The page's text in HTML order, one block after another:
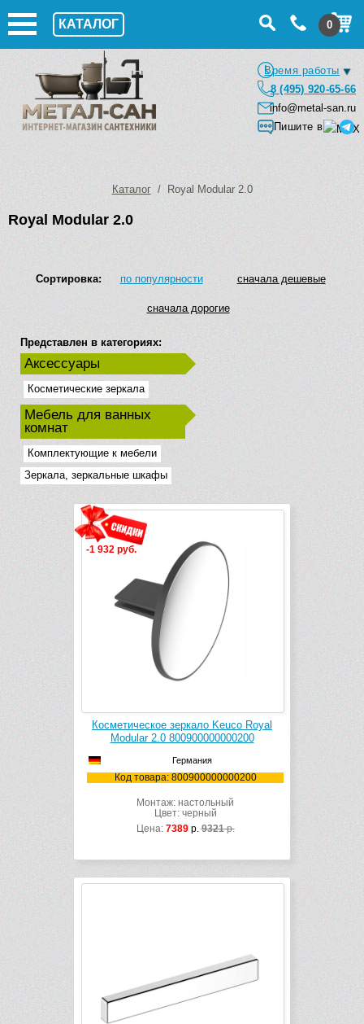
КАТАЛОГ 0
Время работы
8 (495) 920-65-66
info@metal-san.ru
Пишите в
Каталог/ Royal Modular 2.0
Royal Modular 2.0
Сортировка: по популярности сначала дешевые
сначала дорогие
Представлен в категориях:
Аксессуары
Косметические зеркала
Мебель для ванных
комнат
Комплектующие к мебели
Зеркала, зеркальные шкафы
-1 932 руб.
Косметическое зеркало Keuco Royal
Modular 2.0 800900000000200
Германия
Код товара: 800900000000200
Монтаж: настольный
Цвет: черный
Цена: 7389р.9321р.